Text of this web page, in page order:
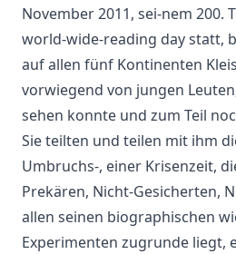
November 2011, sei-nem 200.
world-wide-reading day statt,
auf allen fünf Kontinenten
vorwiegend von jungen
sehen konnte und zum Teil
Sie teilten und teilen mit ihm
Umbruchs-, einer Krisenzeit,
Prekären, Nicht-Gesicherten,
allen seinen biographischen
Experimenten zugrunde liegt,